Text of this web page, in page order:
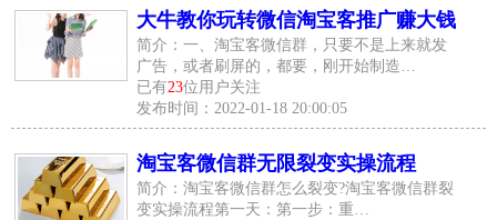
大牛教你玩转微信淘宝客推广赚大钱
简介：一、淘宝客微信群，只要不是上来就发
广告，或者刷屏的，都要，刚开始制造…
已有23位用户关注
发布时间：2022-01-18 20:00:05
淘宝客微信群无限裂变实操流程
简介：淘宝客微信群怎么裂变?淘宝客微信群裂
变实操流程第一天：第一步：重…